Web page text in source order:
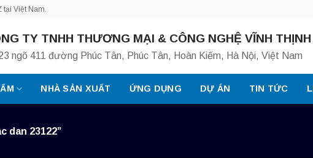
Việt Nam.
TY TNHH THƯƠNG MẠI & CÔNG NGHỆ VĨNH THỊNH
ngõ 411 đường Phúc Tân, Phúc Tân, Hoàn Kiếm, Hà Nội, Việt Nam
NHÀ SẢN XUẤT ỨNG DỤNG DỰ ÁN TIN TỨC
dan 23122”